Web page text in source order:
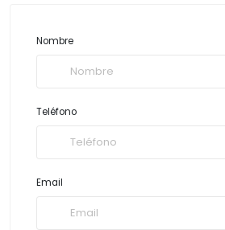
Nombre
Teléfono
Email